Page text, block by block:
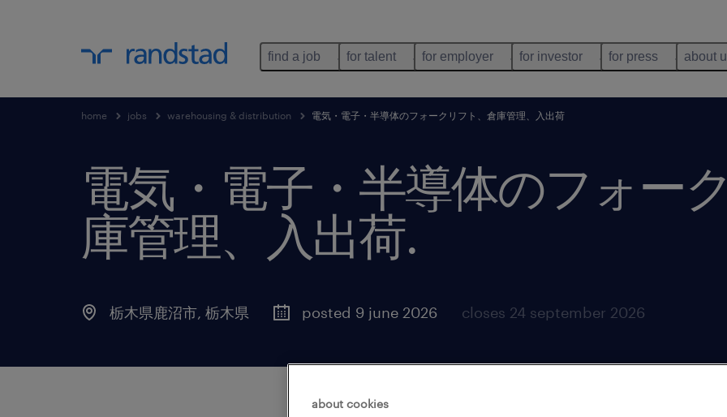
find a job for talent for employer for investor for press about
home jobs warehousing & distribution 電気・電子・半導体のフォークリフト、倉庫管理、入出荷
電気・電子・半導体のフォー
庫管理、入出荷.
栃木県鹿沼市, 栃木県 posted 9 june 2026 closes 24 september 2026
about cookies